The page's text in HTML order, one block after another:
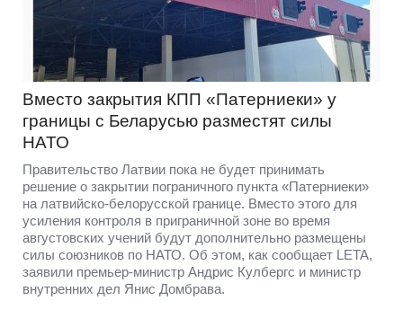
Вместо закрытия КПП «Патерниеки» у
границы с Беларусью разместят силы
НАТО
Правительство Латвии пока не будет принимать
решение о закрытии пограничного пункта «Патерниеки»
на латвийско-белорусской границе. Вместо этого для
усиления контроля в приграничной зоне во время
августовских учений будут дополнительно размещены
силы союзников по НАТО. Об этом, как сообщает LETA,
заявили премьер-министр Андрис Кулбергс и министр
внутренних дел Янис Домбрава.